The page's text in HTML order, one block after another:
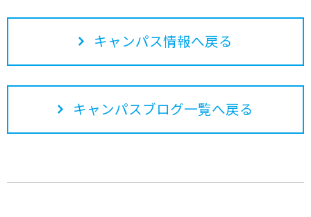
キャンパス情報へ戻る
キャンパスブログ一覧へ戻る